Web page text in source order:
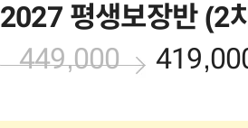
2027 평생보장반 (2
449,000